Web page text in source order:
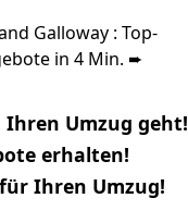
Galloway : Top-
in 4 Min. ➨
Umzug geht!
erhalten!
Ihren Umzug!